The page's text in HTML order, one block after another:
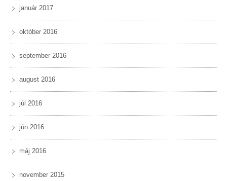
január 2017
október 2016
september 2016
august 2016
júl 2016
jún 2016
máj 2016
november 2015